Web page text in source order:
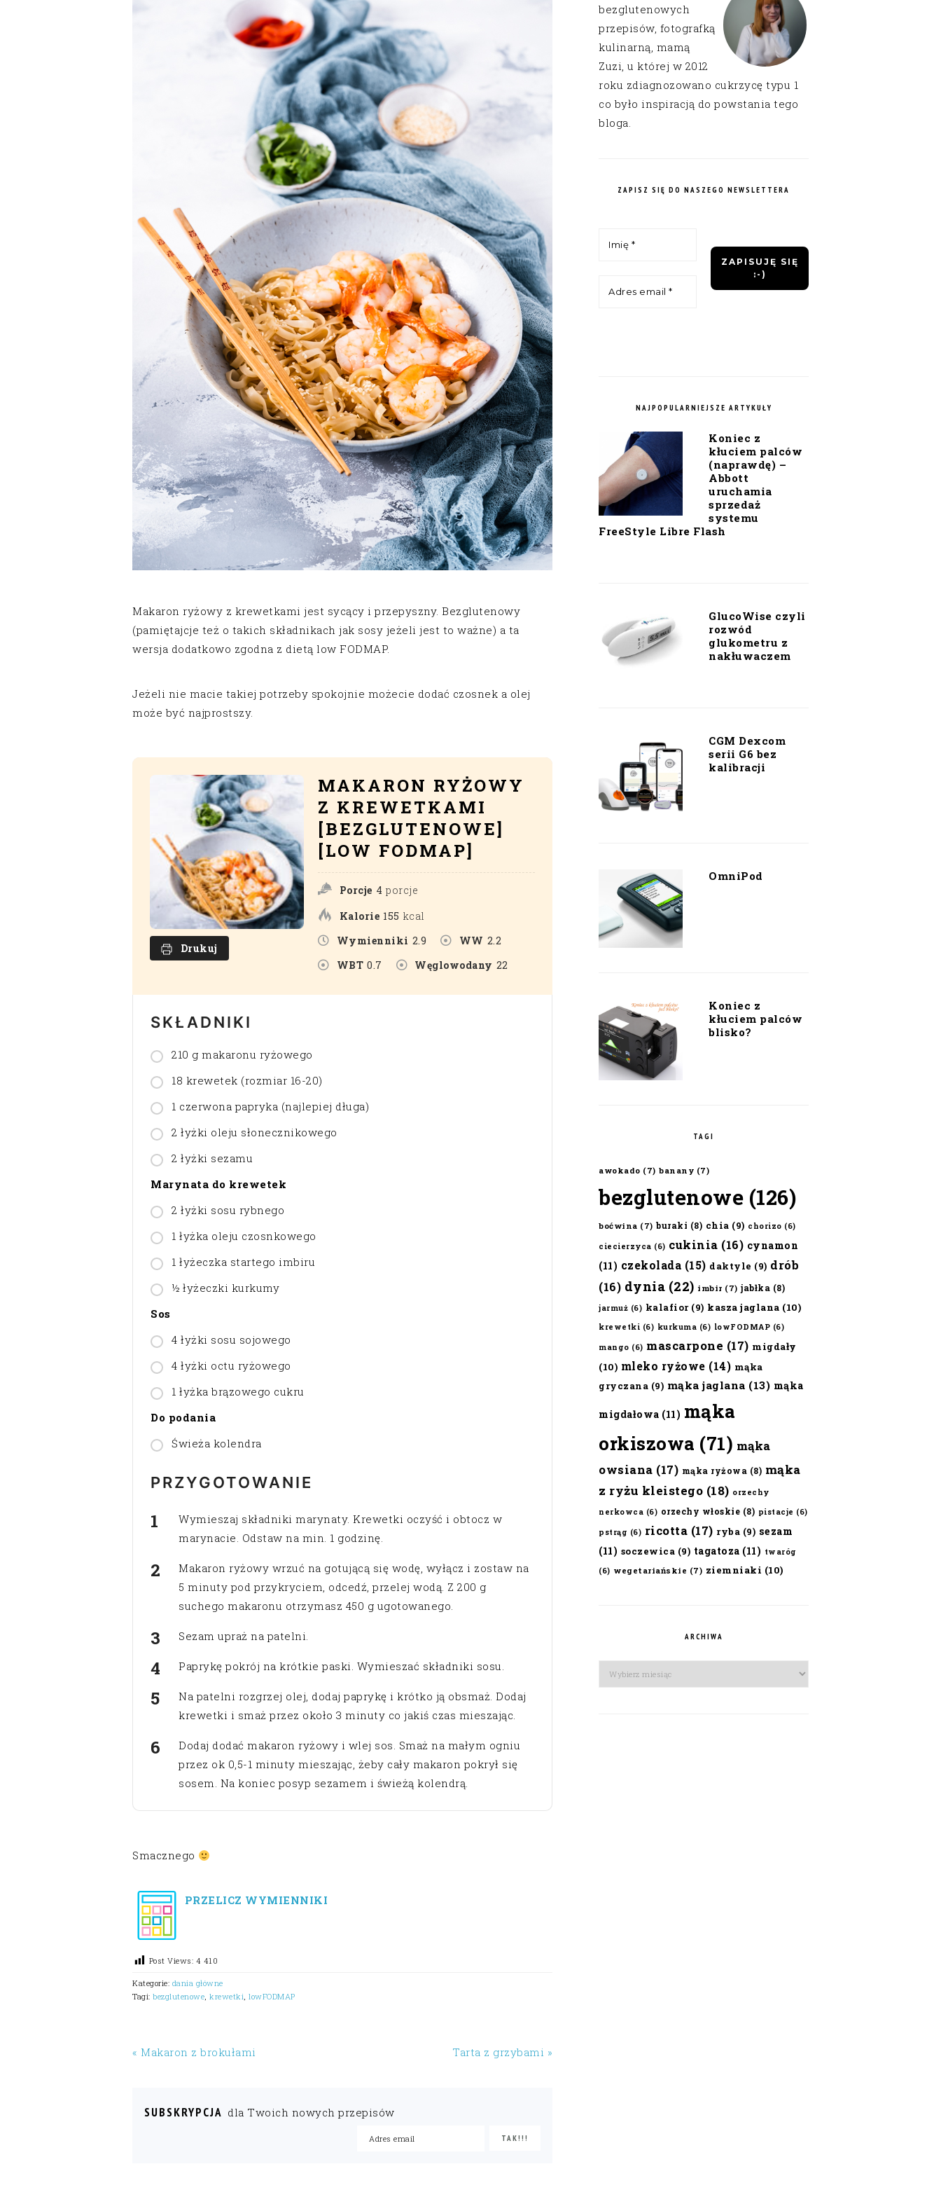
Makaron ryżowy z krewetkami jest sycący i przepyszny. Bezglutenowy
(pamiętajcje też o takich składnikach jak sosy jeżeli jest to ważne) a ta
wersja dodatkowo zgodna z dietą low FODMAP.
Jeżeli nie macie takiej potrzeby spokojnie możecie dodać czosnek a olej
może być najprostszy.
Drukuj
MAKARON RYŻOWY
Z KREWETKAMI
[BEZGLUTENOWE]
[LOW FODMAP]
Porcje 4 porcje
Kalorie 155 kcal
Wymienniki 2.9 WW 2.2
WBT 0.7 Węglowodany 22
SKŁADNIKI
210 g makaronu ryżowego
18 krewetek (rozmiar 16-20)
1 czerwona papryka (najlepiej długa)
2 łyżki oleju słonecznikowego
2 łyżki sezamu
Marynata do krewetek
2 łyżki sosu rybnego
1 łyżka oleju czosnkowego
1 łyżeczka startego imbiru
½ łyżeczki kurkumy
Sos
4 łyżki sosu sojowego
4 łyżki octu ryżowego
1 łyżka brązowego cukru
Do podania
Świeża kolendra
PRZYGOTOWANIE
Wymieszaj składniki marynaty. Krewetki oczyść i obtocz w
marynacie. Odstaw na min. 1 godzinę.
Makaron ryżowy wrzuć na gotującą się wodę, wyłącz i zostaw na
5 minuty pod przykryciem, odcedź, przelej wodą. Z 200 g
suchego makaronu otrzymasz 450 g ugotowanego.
Sezam upraż na patelni.
Paprykę pokrój na krótkie paski. Wymieszać składniki sosu.
Na patelni rozgrzej olej, dodaj paprykę i krótko ją obsmaż. Dodaj
krewetki i smaż przez około 3 minuty co jakiś czas mieszając.
Dodaj dodać makaron ryżowy i wlej sos. Smaż na małym ogniu
przez ok 0,5-1 minuty mieszając, żeby cały makaron pokrył się
sosem. Na koniec posyp sezamem i świeżą kolendrą.
Smacznego
PRZELICZ WYMIENNIKI
Post Views: 4 410
Kategorie: dania główne
Tagi: bezglutenowe, krewetki, lowFODMAP
« Makaron z brokułami Tarta z grzybami »
SUBSKRYPCJA dla Twoich nowych przepisów
bezglutenowych
przepisów, fotografką
kulinarną, mamą
Zuzi, u której w 2012
roku zdiagnozowano cukrzycę typu 1
co było inspiracją do powstania tego
bloga.
ZAPISZ SIĘ DO NASZEGO NEWSLETTERA
NAJPOPULARNIEJSZE ARTYKUŁY
Koniec z
kłuciem palców
(naprawdę) –
Abbott
uruchamia
sprzedaż
systemu
FreeStyle Libre Flash
GlucoWise czyli
rozwód
glukometru z
nakłuwaczem
CGM Dexcom
serii G6 bez
kalibracji
OmniPod
Koniec z
kłuciem palców
blisko?
TAGI
awokado (7) banany (7)
bezglutenowe (126)
boćwina (7) buraki (8) chia (9) chorizo (6)
ciecierzyca (6) cukinia (16) cynamon
(11) czekolada (15) daktyle (9) drób
(16) dynia (22) imbir (7) jabłka (8)
jarmuż (6) kalafior(9) kasza jaglana (10)
krewetki (6) kurkuma (6) lowFODMAP (6)
mango (6) mascarpone (17) migdały
(10) mleko ryżowe (14) mąka
gryczana (9) mąka jaglana (13) mąka
migdałowa (11) mąka
orkiszowa (71) mąka
owsiana (17) mąka ryżowa (8) mąka
z ryżu kleistego (18) orzechy
nerkowca (6) orzechy włoskie (8) pistacje (6)
pstrąg (6) ricotta (17) ryba (9) sezam
(11) soczewica (9) tagatoza (11) twaróg
(6) wegetariańskie (7) ziemniaki (10)
ARCHIWA
Archiwa